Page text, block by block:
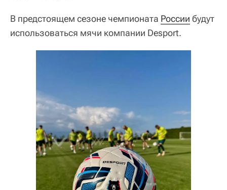
В предстоящем сезоне чемпионата России будут
использоваться мячи компании Desport.